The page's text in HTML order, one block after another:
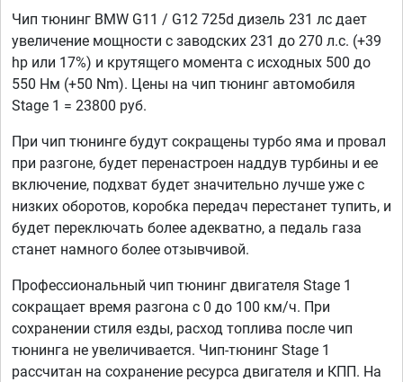
Чип тюнинг BMW G11 / G12 725d дизель 231 лс дает
увеличение мощности с заводских 231 до 270 л.с. (+39
hp или 17%) и крутящего момента с исходных 500 до
550 Нм (+50 Nm). Цены на чип тюнинг автомобиля
Stage 1 = 23800 руб.
При чип тюнинге будут сокращены турбо яма и провал
при разгоне, будет перенастроен наддув турбины и ее
включение, подхват будет значительно лучше уже с
низких оборотов, коробка передач перестанет тупить, и
будет переключать более адекватно, а педаль газа
станет намного более отзывчивой.
Профессиональный чип тюнинг двигателя Stage 1
сокращает время разгона с 0 до 100 км/ч. При
сохранении стиля езды, расход топлива после чип
тюнинга не увеличивается. Чип-тюнинг Stage 1
рассчитан на сохранение ресурса двигателя и КПП. На